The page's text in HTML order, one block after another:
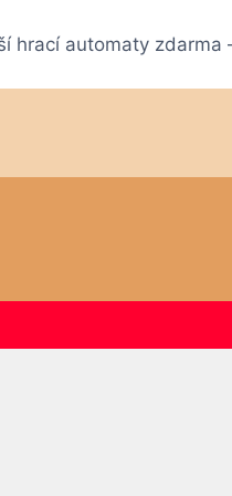
hrací automaty zdarma